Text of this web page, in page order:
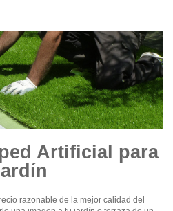
Artificial para
razonable de la mejor calidad del